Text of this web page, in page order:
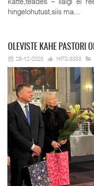
hingelohutust,siis ma...
OLEVISTE KAHE PASTORI
28-12-2023 HITS:3333